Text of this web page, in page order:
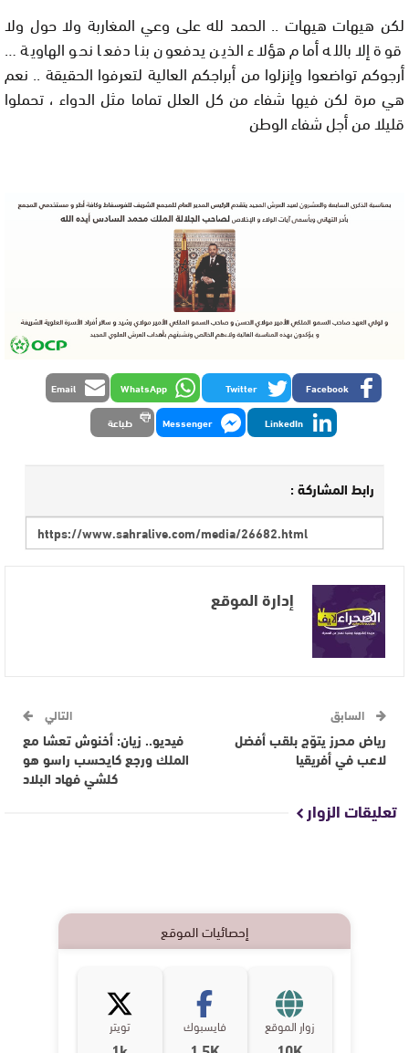
لكن هيهات هيهات .. الحمد لله على وعي المغاربة ولا حول ولا
قوة إلا بالله أمام هؤلاء الذين يدفعون بنا دفعا نحو الهاوية …
أرجوكم تواضعوا وإنزلوا من أبراجكم العالية لتعرفوا الحقيقة .. نعم
هي مرة لكن فيها شفاء من كل العلل تماما مثل الدواء ، تحملوا
قليلا من أجل شفاء الوطن
Facebook
Twitter
WhatsApp
Email
LinkedIn
Messenger طباعة
رابط المشاركة :
إدارة الموقع
السابق
رياض محرز يتوّج بلقب أفضل
لاعب في أفريقيا
التالي
فيديو.. زيان: أخنوش تعشا مع
الملك ورجع كايحسب راسو هو
كلشي فهاد البلاد
تعليقات الزوار
إحصائيات الموقع
زوار الموقع فايسبوك تويتر